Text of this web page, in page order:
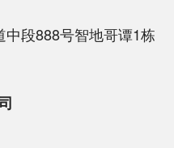
段888号智地哥谭1栋